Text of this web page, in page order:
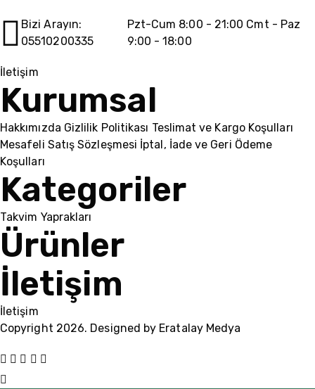
Bizi Arayın:
05510200335
Pzt-Cum 8:00 - 21:00 Cmt - Paz
9:00 - 18:00
İletişim
Kurumsal
Hakkımızda Gizlilik Politikası Teslimat ve Kargo Koşulları
Mesafeli Satış Sözleşmesi İptal, İade ve Geri Ödeme
Koşulları
Kategoriler
Takvim Yaprakları
Ürünler
İletişim
İletişim
Copyright 2026. Designed by Eratalay Medya